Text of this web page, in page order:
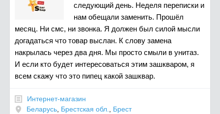
следующий день. Неделя переписки и
нам обещали заменить. Прошёл
месяц. Ни смс, ни звонка. Я должен был силой мысли
догадаться что товар выслан. К слову замена
накрылась через два дня. Мы просто смыли в унитаз.
И если кто будет интересоваться этим зашкваром, я
всем скажу что это пипец какой зашквар.
Интернет-магазин
Беларусь Брестская обл. Брест